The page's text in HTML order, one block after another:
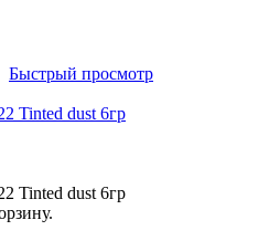
Быстрый просмотр
Tinted dust 6гр
Tinted dust 6гр